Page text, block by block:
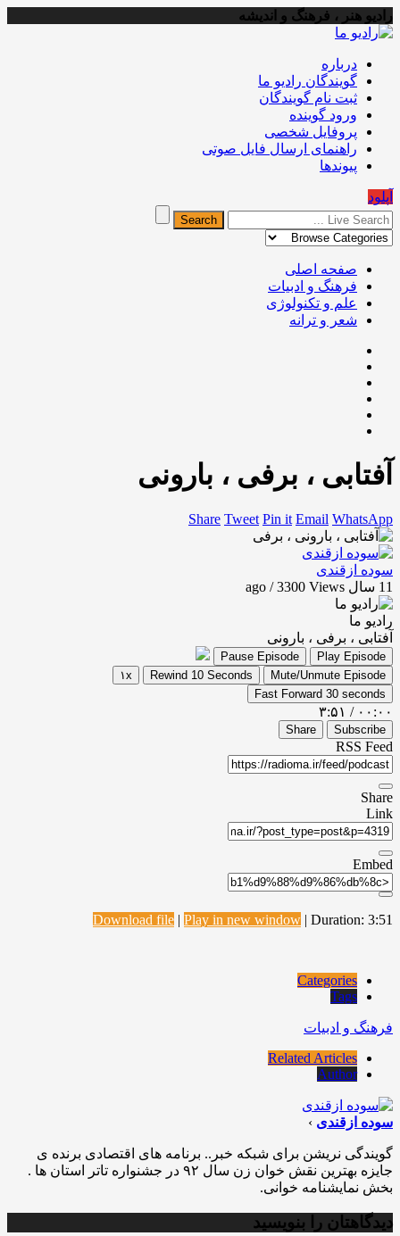
رادیو هنر ، فرهنگ و اندیشه
درباره
گویندگان رادیو ما
ثبت نام گویندگان
ورود گوینده
پروفایل شخصی
راهنمای ارسال فایل صوتی
پیوندها
آپلود
صفحه اصلی
فرهنگ و ادبیات
علم و تکنولوژی
شعر و ترانه
آفتابی ، برفی ، بارونی
Share Tweet Pin it Email WhatsApp
سوده ازقندی
11 سال ago / 3300
Views
رادیو ما
آفتابی ، برفی ، بارونی
Play Episode
Pause Episode
Mute/Unmute Episode
Rewind 10 Seconds
۱x
Fast Forward 30 seconds
۰۰:۰۰ / ۳:۵۱
Subscribe
Share
RSS Feed
Share
Link
Embed
Download file | Play in new window | Duration: 3:51
Categories
Tags
فرهنگ و ادبیات
Related Articles
Author
سوده ازقندی ›
گویندگی نریشن برای شبکه خبر.. برنامه های اقتصادی برنده ی
جایزه بهترین نقش خوان زن سال ۹۲ در جشنواره تاتر استان ها .
بخش نمایشنامه خوانی.
دیدگاهتان را بنویسید